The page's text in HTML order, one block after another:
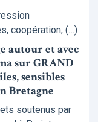
coopération, (…)
autour et avec
sur GRAND
sensibles
Bretagne
soutenus par